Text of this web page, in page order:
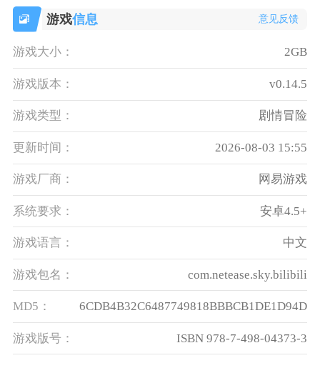
游戏信息 意见反馈
游戏大小： 2GB
游戏版本： v0.14.5
游戏类型： 剧情冒险
更新时间： 2026-08-03 15:55
游戏厂商： 网易游戏
系统要求： 安卓4.5+
游戏语言： 中文
游戏包名： com.netease.sky.bilibili
MD5： 6CDB4B32C6487749818BBBCB1DE1D94D
游戏版号： ISBN 978-7-498-04373-3